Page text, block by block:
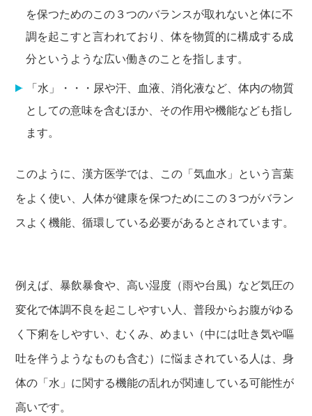
を保つためのこの３つのバランスが取れないと体に不
調を起こすと言われており、体を物質的に構成する成
分というような広い働きのことを指します。
「水」・・・尿や汗、血液、消化液など、体内の物質
としての意味を含むほか、その作用や機能なども指し
ます。
このように、漢方医学では、この「気血水」という言葉
をよく使い、人体が健康を保つためにこの３つがバラン
スよく機能、循環している必要があるとされています。
例えば、暴飲暴食や、高い湿度（雨や台風）など気圧の
変化で体調不良を起こしやすい人、普段からお腹がゆる
く下痢をしやすい、むくみ、めまい（中には吐き気や嘔
吐を伴うようなものも含む）に悩まされている人は、身
体の「水」に関する機能の乱れが関連している可能性が
高いです。